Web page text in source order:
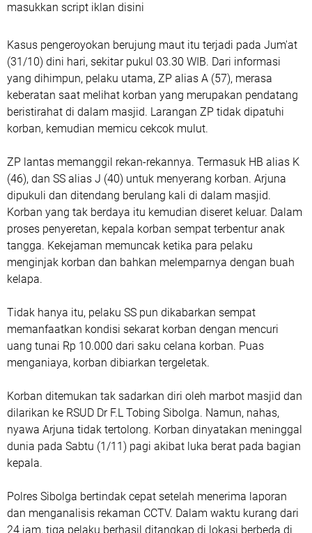
masukkan script iklan disini
Kasus pengeroyokan berujung maut itu terjadi pada Jum'at
(31/10) dini hari, sekitar pukul 03.30 WIB. Dari informasi
yang dihimpun, pelaku utama, ZP alias A (57), merasa
keberatan saat melihat korban yang merupakan pendatang
beristirahat di dalam masjid. Larangan ZP tidak dipatuhi
korban, kemudian memicu cekcok mulut.
ZP lantas memanggil rekan-rekannya. Termasuk HB alias K
(46), dan SS alias J (40) untuk menyerang korban. Arjuna
dipukuli dan ditendang berulang kali di dalam masjid.
Korban yang tak berdaya itu kemudian diseret keluar. Dalam
proses penyeretan, kepala korban sempat terbentur anak
tangga. Kekejaman memuncak ketika para pelaku
menginjak korban dan bahkan melemparnya dengan buah
kelapa.
Tidak hanya itu, pelaku SS pun dikabarkan sempat
memanfaatkan kondisi sekarat korban dengan mencuri
uang tunai Rp 10.000 dari saku celana korban. Puas
menganiaya, korban dibiarkan tergeletak.
Korban ditemukan tak sadarkan diri oleh marbot masjid dan
dilarikan ke RSUD Dr F.L Tobing Sibolga. Namun, nahas,
nyawa Arjuna tidak tertolong. Korban dinyatakan meninggal
dunia pada Sabtu (1/11) pagi akibat luka berat pada bagian
kepala.
Polres Sibolga bertindak cepat setelah menerima laporan
dan menganalisis rekaman CCTV. Dalam waktu kurang dari
24 jam, tiga pelaku berhasil ditangkap di lokasi berbeda di